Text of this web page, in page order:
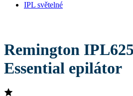
IPL světelné
Remington
Essential epilátor